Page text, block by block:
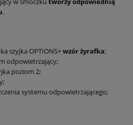
.
szyjka OPTIONS+wzór żyrafka;
odpowietrzający;
poziom 2;
systemu odpowietrzającego;